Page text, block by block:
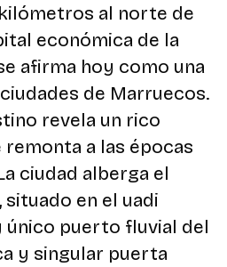
al norte de
económica de la
afirma hoy como una
de Marruecos.
revela un rico
a las épocas
ciudad alberga el
en el uadi
único puerto fluvial del
y singular puerta